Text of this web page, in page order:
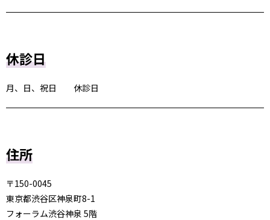
休診日
月、日、祝日 休診日
住所
〒150-0045
東京都渋谷区神泉町8-1
フォーラム渋谷神泉 5階